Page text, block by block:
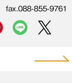
855-9761